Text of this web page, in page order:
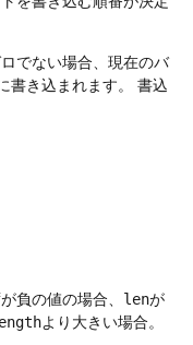
でない場合、現在のバ
き込まれます。
書込
が負の値の場合、 lenが
より大きい場合。